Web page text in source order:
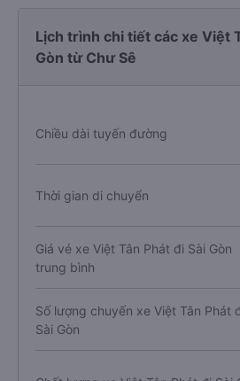
Lịch trình chi tiết các xe Việt
Gòn từ Chư Sê
Chiều dài tuyến đường
Thời gian di chuyển
Giá vé xe Việt Tân Phát đi Sài Gòn
trung bình
Số lượng chuyến xe Việt Tân Phát
Sài Gòn